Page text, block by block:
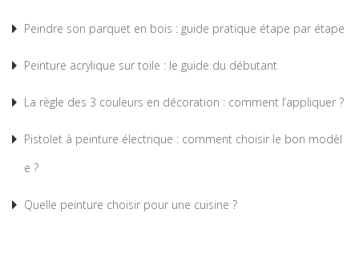
Peindre son parquet en bois : guide pratique étape par étape
Peinture acrylique sur toile : le guide du débutant
La règle des 3 couleurs en décoration : comment l’appliquer ?
Pistolet à peinture électrique : comment choisir le bon modèl
e ?
Quelle peinture choisir pour une cuisine ?